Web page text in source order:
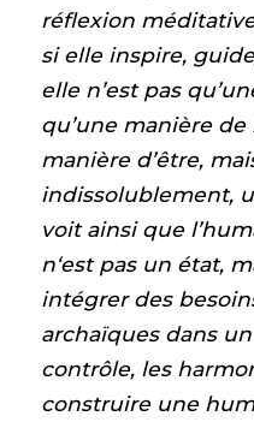
réflexion
si elle inspire,
elle n’est pas
qu’une manière de
manière d’être,
indissolublement,
voit ainsi que
n‘est pas un état,
intégrer des
archaïques dans
contrôle, les
construire une